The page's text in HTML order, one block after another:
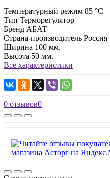
Температурный режим 85 °С
Тип Терморегулятор
Бренд АБАТ
Страна-производитель Россия
Ширина 100 мм.
Высота 50 мм.
Все характеристики
0 отзывов0